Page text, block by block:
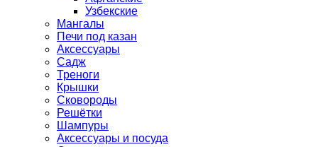
Узбекские
Мангалы
Печи под казан
Аксессуары
Садж
Треноги
Крышки
Сковороды
Решётки
Шампуры
Аксессуары и посуда